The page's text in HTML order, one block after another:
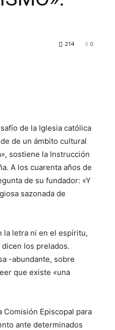
0
214
de la Iglesia católica
de un ámbito cultural
sostiene la Instrucción
A los cuarenta años de
de su fundador: «Y
sazonada de
la letra ni en el espíritu,
los prelados.
-abundante, sobre
que existe «una
Comisión Episcopal para
ante determinados